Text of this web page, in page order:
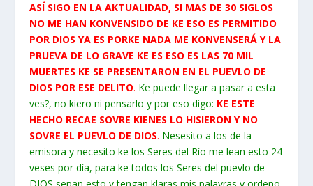
ASÍ SIGO EN LA AKTUALIDAD, SI MAS DE 30 SIGLOS
NO ME HAN KONVENSIDO DE KE ESO ES PERMITIDO
POR DIOS YA ES PORKE NADA ME KONVENSERÁ Y LA
PRUEVA DE LO GRAVE KE ES ESO ES LAS 70 MIL
MUERTES KE SE PRESENTARON EN EL PUEVLO DE
DIOS POR ESE DELITO. Ke puede llegar a pasar a esta
ves?, no kiero ni pensarlo y por eso digo: KE ESTE
HECHO RECAE SOVRE KIENES LO HISIERON Y NO
SOVRE EL PUEVLO DE DIOS. Nesesito a los de la
emisora y necesito ke los Seres del Río me lean esto 24
veses por día, para ke todos los Seres del puevlo de